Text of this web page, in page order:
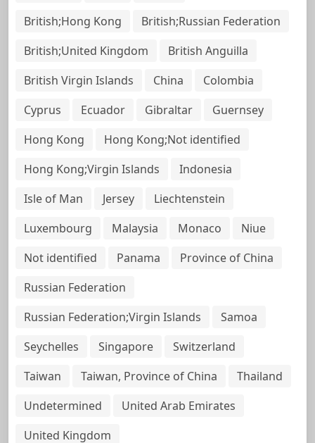
British;Hong Kong
British;Russian Federation
British;United Kingdom
British Anguilla
British Virgin Islands
China
Colombia
Cyprus
Ecuador Gibraltar
Guernsey
Hong Kong
Hong Kong;Not identified
Hong Kong;Virgin Islands
Indonesia
Isle of Man
Jersey
Liechtenstein
Luxembourg
Malaysia Monaco
Niue
Not identified
Panama
Province of China
Russian Federation
Russian Federation;Virgin Islands
Samoa
Seychelles
Singapore
Switzerland
Taiwan
Taiwan, Province of China
Thailand
Undetermined
United Arab Emirates
United Kingdom